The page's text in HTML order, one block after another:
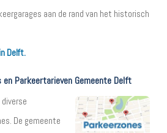
aan de rand van het historisch
Delft.
Parkeertarieven Gemeente Delft
De gemeente